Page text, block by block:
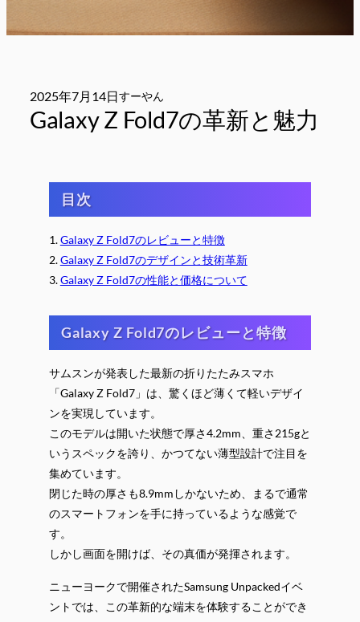
2025年7月14日すーやん
Galaxy Z Fold7の革新と魅力
目次
1.Galaxy Z Fold7のレビューと特徴
2.Galaxy Z Fold7のデザインと技術革新
3.Galaxy Z Fold7の性能と価格について
Galaxy Z Fold7のレビューと特徴
サムスンが発表した最新の折りたたみスマホ
「Galaxy Z Fold7」は、驚くほど薄くて軽いデザイ
ンを実現しています。
このモデルは開いた状態で厚さ4.2mm、重さ215gと
いうスペックを誇り、かつてない薄型設計で注目を
集めています。
閉じた時の厚さも8.9mmしかないため、まるで通常
のスマートフォンを手に持っているような感覚で
す。
しかし画面を開けば、その真価が発揮されます。
ニューヨークで開催されたSamsung Unpackedイベ
ントでは、この革新的な端末を体験することができ